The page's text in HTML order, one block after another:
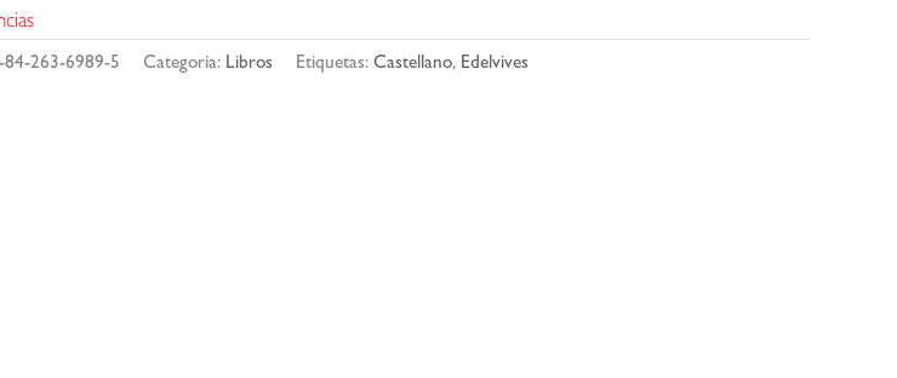
84-263-6989-5 Categoría: Libros Etiquetas: Castellano, Edelvives